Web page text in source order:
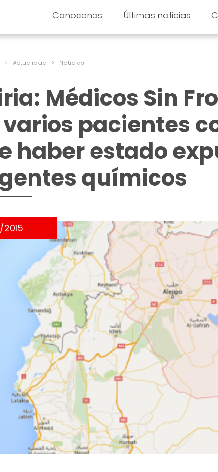
Conocenos Últimas noticias
> Actualidad > Noticias
Médicos Sin
pacientes
haber estado
químicos